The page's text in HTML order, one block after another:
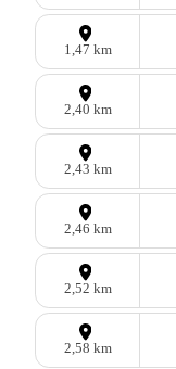
1,47 km
2,40 km
2,43 km
2,46 km
2,52 km
2,58 km